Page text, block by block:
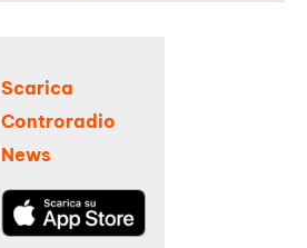
Scarica
Controradio
News